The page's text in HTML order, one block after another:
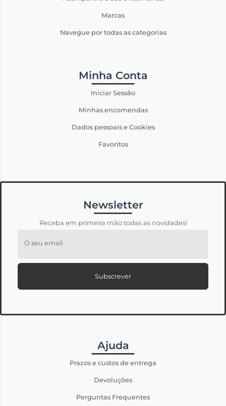
Marcas
Navegue por todas as categorias
Minha Conta
Iniciar Sessão
Minhas encomendas
Dados pessoais e Cookies
Favoritos
Newsletter
Receba em primeira mão todas as novidades!
O seu email
Subscrever
Ajuda
Prazos e custos de entrega
Devoluções
Perguntas Frequentes